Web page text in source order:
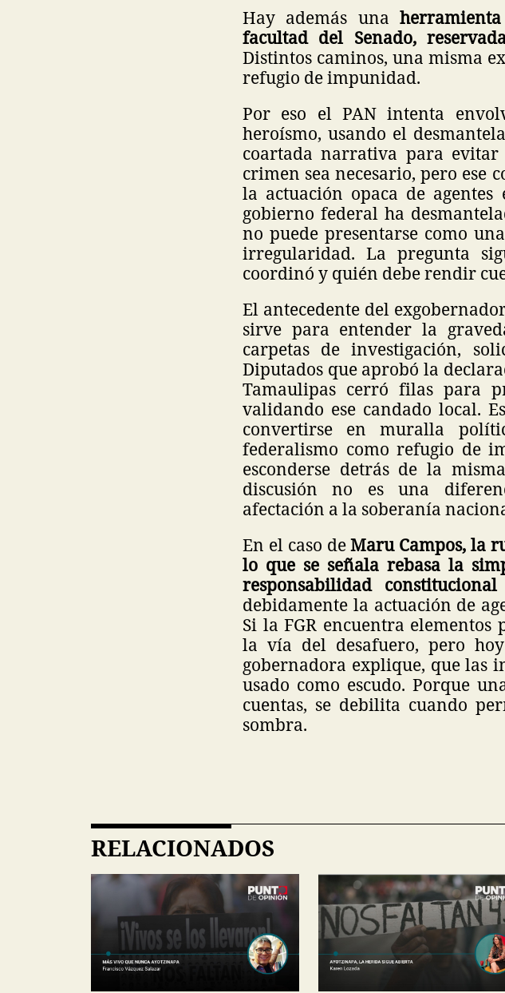
Hay además una
facultad del Senado,
Distintos caminos, una misma
refugio de impunidad.
Por eso el PAN intenta
heroísmo, usando el
coartada narrativa para
crimen sea necesario, pero
la actuación opaca de
gobierno federal ha
no puede presentarse como
irregularidad. La pregunta
coordinó y quién debe rendir
El antecedente del
sirve para entender la
carpetas de investigación,
Diputados que aprobó la
Tamaulipas cerró filas para
validando ese candado local.
convertirse en muralla
federalismo como refugio de
esconderse detrás de la
discusión no es una
afectación a la soberanía
En el caso deMaru Campos, la
lo que se señala rebasa la
responsabilidad
debidamente la actuación de
Si la FGR encuentra
la vía del desafuero, pero
gobernadora explique, que las
usado como escudo. Porque
cuentas, se debilita cuando
sombra.
RELACIONADOS